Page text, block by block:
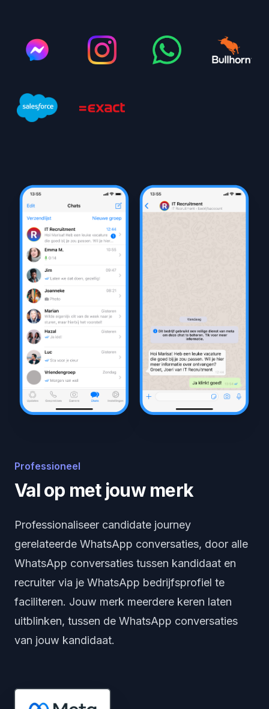
Professioneel
Val op met jouw merk
Professionaliseer candidate journey
gerelateerde WhatsApp conversaties, door alle
WhatsApp conversaties tussen kandidaat en
recruiter via je WhatsApp bedrijfsprofiel te
faciliteren. Jouw merk meerdere keren laten
uitblinken, tussen de WhatsApp conversaties
van jouw kandidaat.